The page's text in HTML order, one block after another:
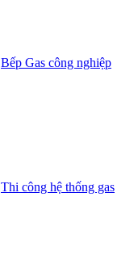
Bếp Gas công nghiệp
Thi công hệ thống gas